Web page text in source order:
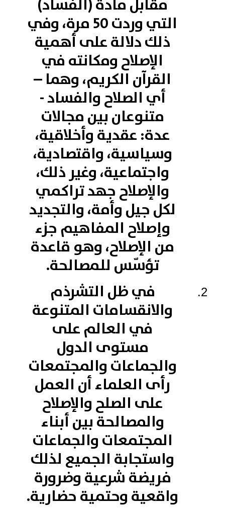
مقابل مادّة (الفساد)
التي وردت 50 مرة، وفي
ذلك دلالة على أهمية
الإصلاح ومكانته في
القرآن الكريم، وهما –
أي الصلاح والفساد -
متنوعان بين مجالات
عدة: عقدية وأخلاقية،
وسياسية، واقتصادية،
واجتماعية، وغير ذلك،
والإصلاح جهد تراكمي
لكل جيل وأمة، والتجديد
وإصلاح المفاهيم جزء
من الإصلاح، وهو قاعدة
تؤسّس للمصالحة.
في ظل التشرذم
والانقسامات المتنوعة
في العالم على
مستوى الدول
والجماعات والمجتمعات
رأى العلماء أن العمل
على الصلح والإصلاح
والمصالحة بين أبناء
المجتمعات والجماعات
واستجابة الجميع لذلك
فريضة شرعية وضرورة
واقعية وحتمية حضارية.